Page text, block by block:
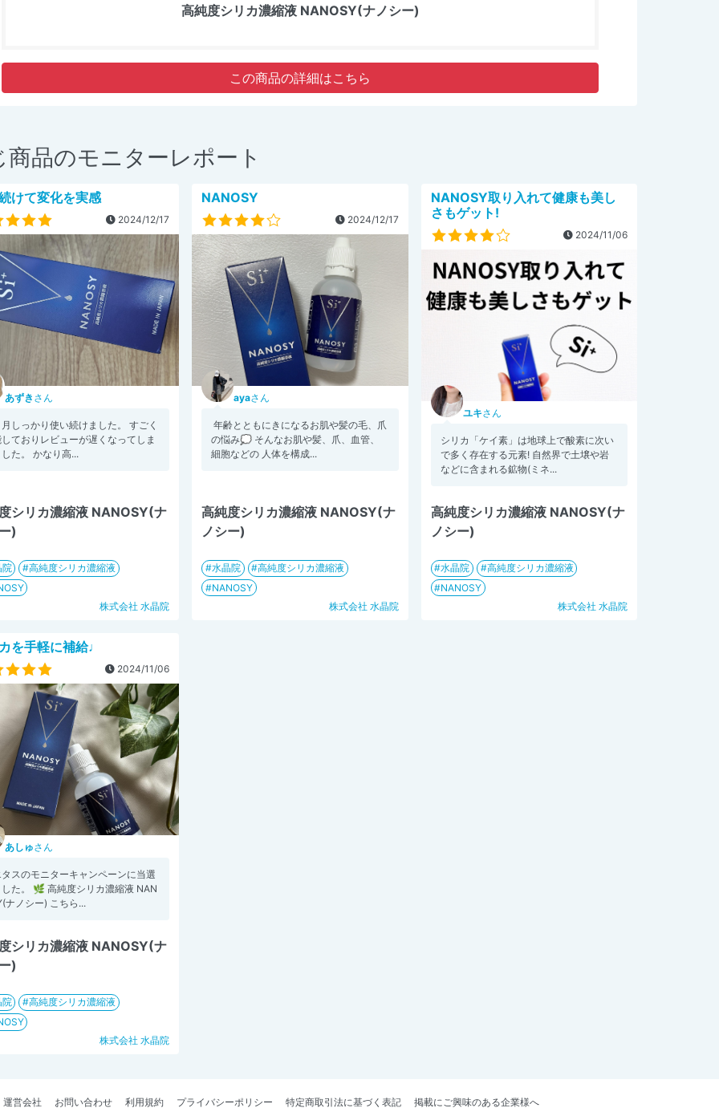
高純度シリカ濃縮液 NANOSY(ナノシー)
この商品の詳細はこちら
商品のモニターレポート
けて変化を実感
2024/12/17
あずき さん
しっかり使い続けました。 すごく
ておりレビューが遅くなってしま
た。 かなり高...
シリカ濃縮液 NANOSY(ナ
)
院
高純度シリカ濃縮液
株式会社 水晶院
NANOSY
2024/12/17
ayaさん
⁡ 年齢とともにきになるお肌や髪の毛、爪
の悩み💭 そんなお肌や髪、爪、血管、
細胞などの 人体を構成...
高純度シリカ濃縮液 NANOSY(ナ
ノシー)
水晶院
高純度シリカ濃縮液
NANOSY
株式会社 水晶院
NANOSY取り入れて健康も美し
さもゲット!
2024/11/06
ユキさん
シリカ「ケイ素」は地球上で酸素に次い
で多く存在する元素! 自然界で土壌や岩
などに含まれる鉱物(ミネ...
高純度シリカ濃縮液 NANOSY(ナ
ノシー)
水晶院
高純度シリカ濃縮液
NANOSY
株式会社 水晶院
を手軽に補給♩
2024/11/06
あしゅさん
スのモニターキャンペーンに当選
た。 🌿 高純度シリカ濃縮液 NAN
ナノシー) こちら...
シリカ濃縮液 NANOSY(ナ
)
院
高純度シリカ濃縮液
株式会社 水晶院
運営会社 お問い合わせ 利用規約 プライバシーポリシー 特定商取引法に基づく表記 掲載にご興味のある企業様へ